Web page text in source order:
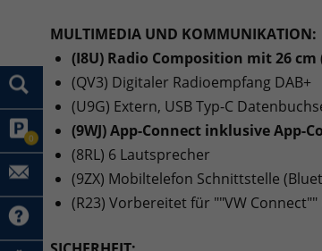
0
MULTIMEDIA UND KOMMUNIKATION:
(I8U) Radio Composition mit 26
(QV3) Digitaler Radioempfang DAB+
(U9G) Extern, USB Typ-C
(9WJ) App-Connect inklusive App-
(8RL) 6 Lautsprecher
(9ZX) Mobiltelefon Schnittstelle
(R23) Vorbereitet für ""VW